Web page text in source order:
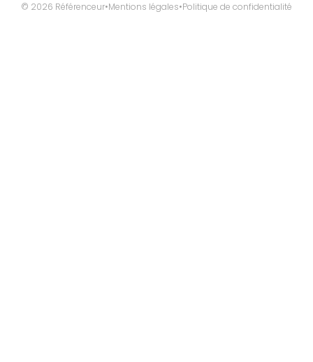
© 2026 Référenceur•Mentions légales•Politique de confidentialité